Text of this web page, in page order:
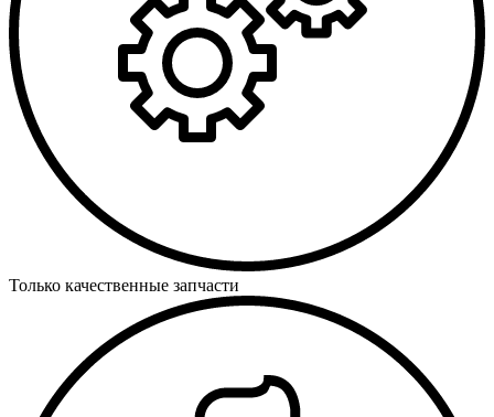
Только качественные запчасти